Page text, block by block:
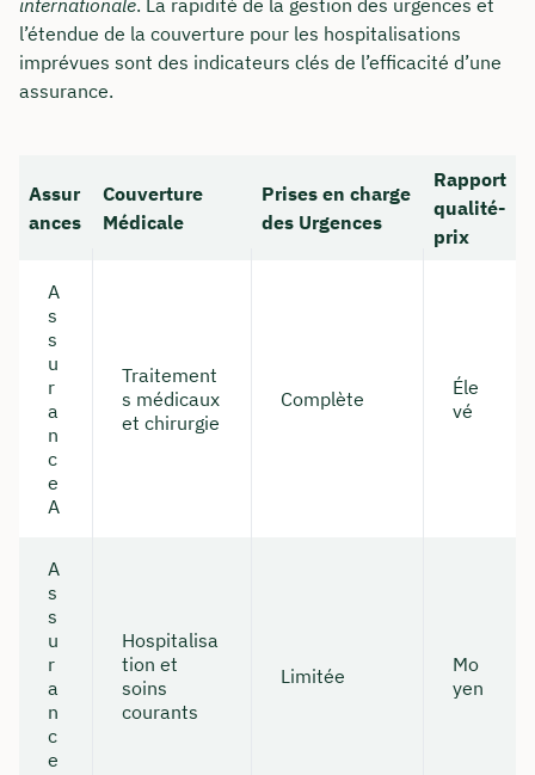
internationale. La rapidité de la gestion des urgences et
l’étendue de la couverture pour les hospitalisations
imprévues sont des indicateurs clés de l’efficacité d’une
assurance.
Assur
ances
Couverture
Médicale
Prises en charge
des Urgences
Rapport
qualité-
prix
A
s
s
u
r
a
n
c
e
A
Traitement
s médicaux
et chirurgie
Complète
Éle
vé
A
s
s
u
r
a
n
c
e
Hospitalisa
tion et
soins
courants
Limitée
Mo
yen